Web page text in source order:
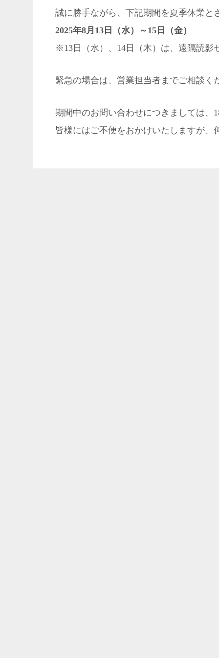
誠に勝手ながら、下記期間を夏季休業と
2025年8月13日（水）～15日（金）
※13日（水）、14日（木）は、遠隔読影
緊急の場合は、営業担当者までご相談く
期間中のお問い合わせにつきましては、
皆様にはご不便をおかけいたしますが